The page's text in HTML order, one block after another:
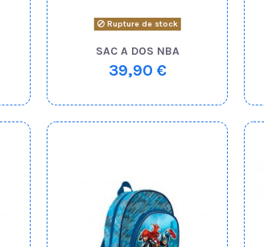
Rupture de stock
SAC A DOS NBA
39,90 €